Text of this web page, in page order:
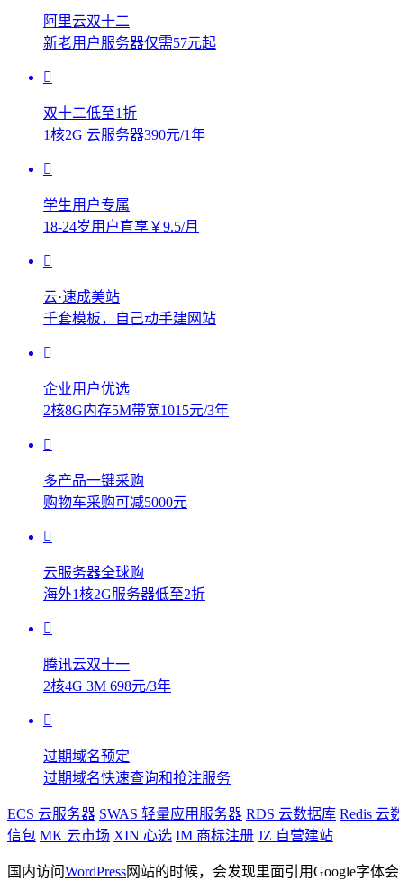
阿里云双十二
新老用户服务器仅需57元起
双十二低至1折
1核2G 云服务器390元/1年
学生用户专属
18-24岁用户直享￥9.5/月
云·速成美站
千套模板，自己动手建网站
企业用户优选
2核8G内存5M带宽1015元/3年
多产品一键采购
购物车采购可减5000元
云服务器全球购
海外1核2G服务器低至2折
腾讯云双十一
2核4G 3M 698元/3年
过期域名预定
过期域名快速查询和抢注服务
ECS 云服务器 SWAS 轻量应用服务器 RDS 云数据库 Redis 云
信包 MK 云市场 XIN 心选 IM 商标注册 JZ 自营建站
国内访问WordPress网站的时候，会发现里面引用Google字体